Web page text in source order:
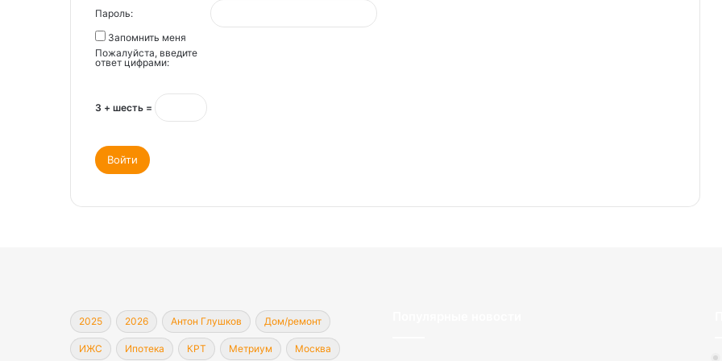
Пароль:
Запомнить меня
Пожалуйста, введите
ответ цифрами:
3 + шесть =
Войти
2025 2026 Антон Глушков Дом/ремонт
ИЖС Ипотека КРТ Метриум Москва